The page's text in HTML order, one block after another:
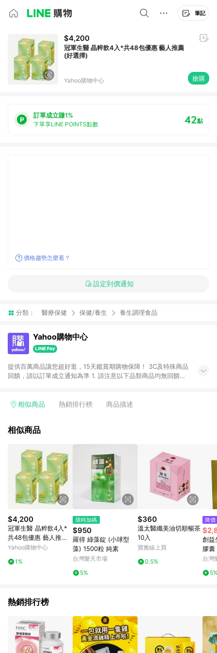
筆記
$4,200
冠軍生醫 晶粹飲4入*共48包優惠 藝人推薦
(好選擇)
Yahoo購物中心 搶購
訂單成立賺1%
下單享LINE POINTS點數 42點
價格趨勢怎麼看？
設定到價通知
分類： 醫療保健 保健/養生 養生調理食品
Yahoo購物中心
提供百萬商品讓您超好逛，15天鑑賞期購物保障！ 3C及特殊商品
回饋，請以訂單成立通知為準 1. 請注意以下品類商品均無回饋：
電玩/遊戲/相機/單眼/鏡頭/拍立得 [2024/6/1起適用] -內接硬
的購回饋活動享Yahoo超贈點回饋者 - 購物中心商店之商品：商
3. 訂單回饋金額將扣除運費/購物金/超贈點/福利金/紅利折抵/折
價券等虛擬貨幣折抵 4. 大宗採購或批發轉賣不具回饋資格： 如
有相關事證認定您為大宗採購、批發轉賣而非最終消費使用者，
相關認定以Yahoo購物中心之認定為準
相似商品 熱銷排行榜 商品描述
相似商品
$4,200
冠軍生醫 晶粹飲4入*
共48包優惠 藝人推薦
(好選擇)
Yahoo購物中心
1%
限時加碼
$950
羅得 綠藻錠 (小球型
藻) 1500粒 純素
台灣樂天市場
5%
$360
溫太醫纖美油切順暢茶
10入
寶雅線上買
0.5%
降價
創益
膠囊
台灣
熱銷排行榜